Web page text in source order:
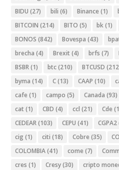
BIDU (27) bili (6) Binance (1)
BITCOIN (214) BITO (5) bk(1)
BONOS (842) Bovespa (43)
brecha (4) Brexit (4) brfs (7)
BSBR(1) btc(210) BTCUSD
byma (14) C(13) CAAP (10)
cafe (1) campo (5) Canada (93)
cat (1) CBD (4) ccl (21) Cde
CEDEAR(103) CEPU (41) CGPA2
cig (1) citi (18) Cobre (35)
COLOMBIA(41) come (7)
cres (1) Cresy(30) cripto